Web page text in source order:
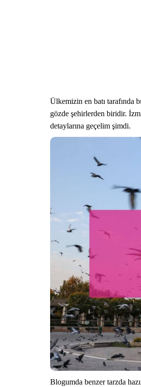
Ülkemizin en batı tarafında
gözde şehirlerden biridir.
detaylarına geçelim şimdi.
Blogumda benzer tarzda